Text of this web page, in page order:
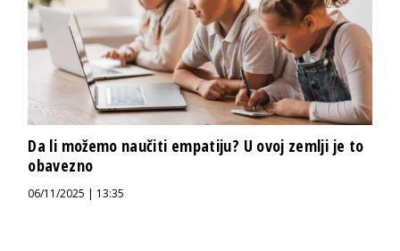
Da li možemo naučiti empatiju? U ovoj zemlji je to
obavezno
06/11/2025 | 13:35